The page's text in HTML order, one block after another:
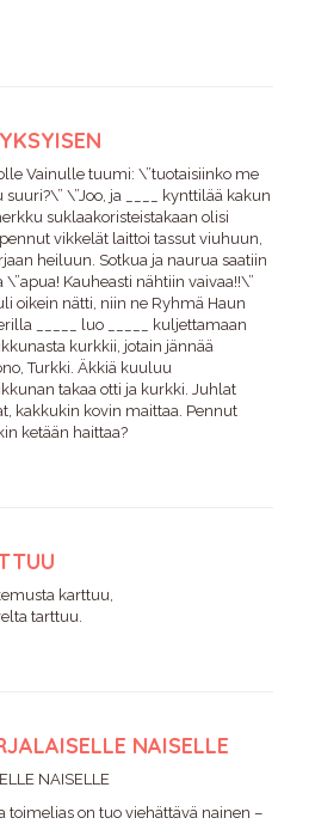
Vainulle tuumi: \”tuotaisiinko me
\”Joo, ja ____ kynttilää kakun
suklaakoristeistakaan olisi
vikkelät laittoi tassut viuhuun,
heiluun. Sotkua ja naurua saatiin
Kauheasti nähtiin vaivaa!!\”
oikein nätti, niin ne Ryhmä Haun
_____ luo _____ kuljettamaan
kurkkii, jotain jännää
Turkki. Äkkiä kuuluu
takaa otti ja kurkki. Juhlat
kakkukin kovin maittaa. Pennut
ketään haittaa?
karttuu,
tarttuu.
NAISELLE
NAISELLE
toimelias on tuo viehättävä nainen –